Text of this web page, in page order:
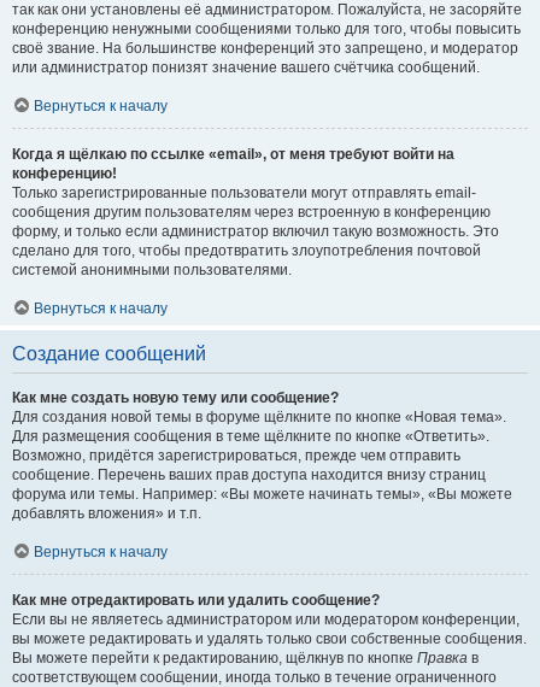
так как они установлены её администратором. Пожалуйста, не засоряйте
конференцию ненужными сообщениями только для того, чтобы повысить
своё звание. На большинстве конференций это запрещено, и модератор
или администратор понизят значение вашего счётчика сообщений.
Вернуться к началу
Когда я щёлкаю по ссылке «email», от меня требуют войти на
конференцию!
Только зарегистрированные пользователи могут отправлять email-
сообщения другим пользователям через встроенную в конференцию
форму, и только если администратор включил такую возможность. Это
сделано для того, чтобы предотвратить злоупотребления почтовой
системой анонимными пользователями.
Вернуться к началу
Создание сообщений
Как мне создать новую тему или сообщение?
Для создания новой темы в форуме щёлкните по кнопке «Новая тема».
Для размещения сообщения в теме щёлкните по кнопке «Ответить».
Возможно, придётся зарегистрироваться, прежде чем отправить
сообщение. Перечень ваших прав доступа находится внизу страниц
форума или темы. Например: «Вы можете начинать темы», «Вы можете
добавлять вложения» и т.п.
Вернуться к началу
Как мне отредактировать или удалить сообщение?
Если вы не являетесь администратором или модератором конференции,
вы можете редактировать и удалять только свои собственные сообщения.
Вы можете перейти к редактированию, щёлкнув по кнопке Правка в
соответствующем сообщении, иногда только в течение ограниченного